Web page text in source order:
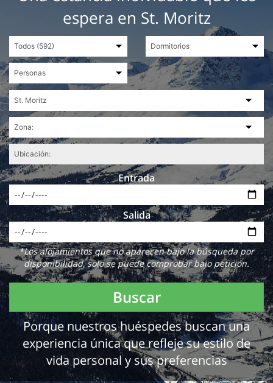
espera en St. Moritz
Entrada
Salida
*Los alojamientos que no aparecen bajo la búsqueda por
disponibilidad, solo se puede comprobar bajo petición.
Buscar
Porque nuestros huéspedes buscan una
experiencia única que refleje su estilo de
vida personal y sus preferencias